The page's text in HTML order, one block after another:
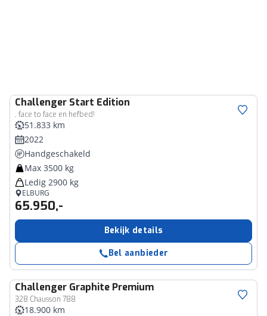
Challenger Start Edition
, face to face en hefbed!
51.833 km
2022
Handgeschakeld
Max 3500 kg
Ledig 2900 kg
ELBURG
65.950,-
Bekijk details
Bel aanbieder
Challenger Graphite Premium
328 Chausson 788
18.900 km